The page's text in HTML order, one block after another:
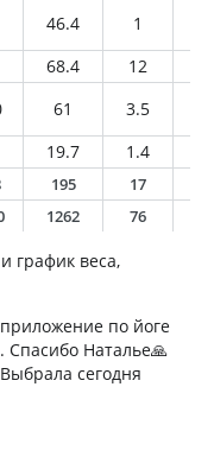
46.4 1
68.4 12
61 3.5
19.7 1.4
195 17
1262 76
график веса,
по йоге
Спасибо Наталье🙏
сегодня